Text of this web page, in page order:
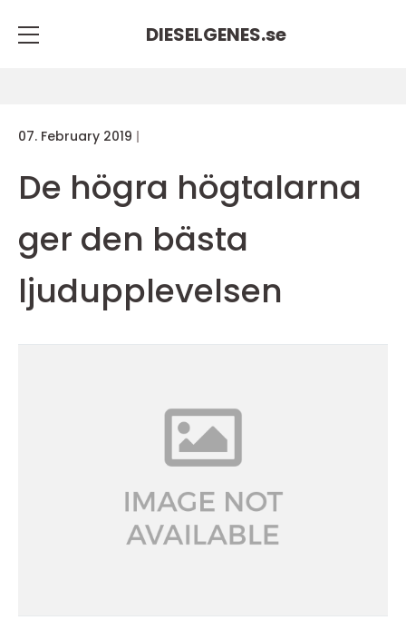
DIESELGENES.se
07. February 2019
De högra högtalarna
ger den bästa
ljudupplevelsen